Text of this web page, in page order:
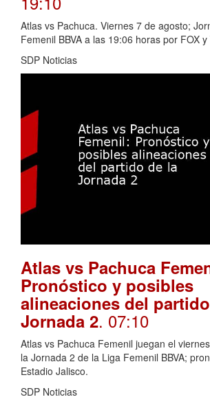
Atlas vs Pachuca. Viernes 7 de agosto;
Femenil BBVA a las 19:06 horas por FOX y
SDP Noticias
Atlas vs Pachuca
Pronóstico y posibles
alineaciones del
Jornada 2. 07:10
Atlas vs Pachuca Femenil juegan el
la Jornada 2 de la Liga Femenil BBVA;
Estadio Jalisco.
SDP Noticias